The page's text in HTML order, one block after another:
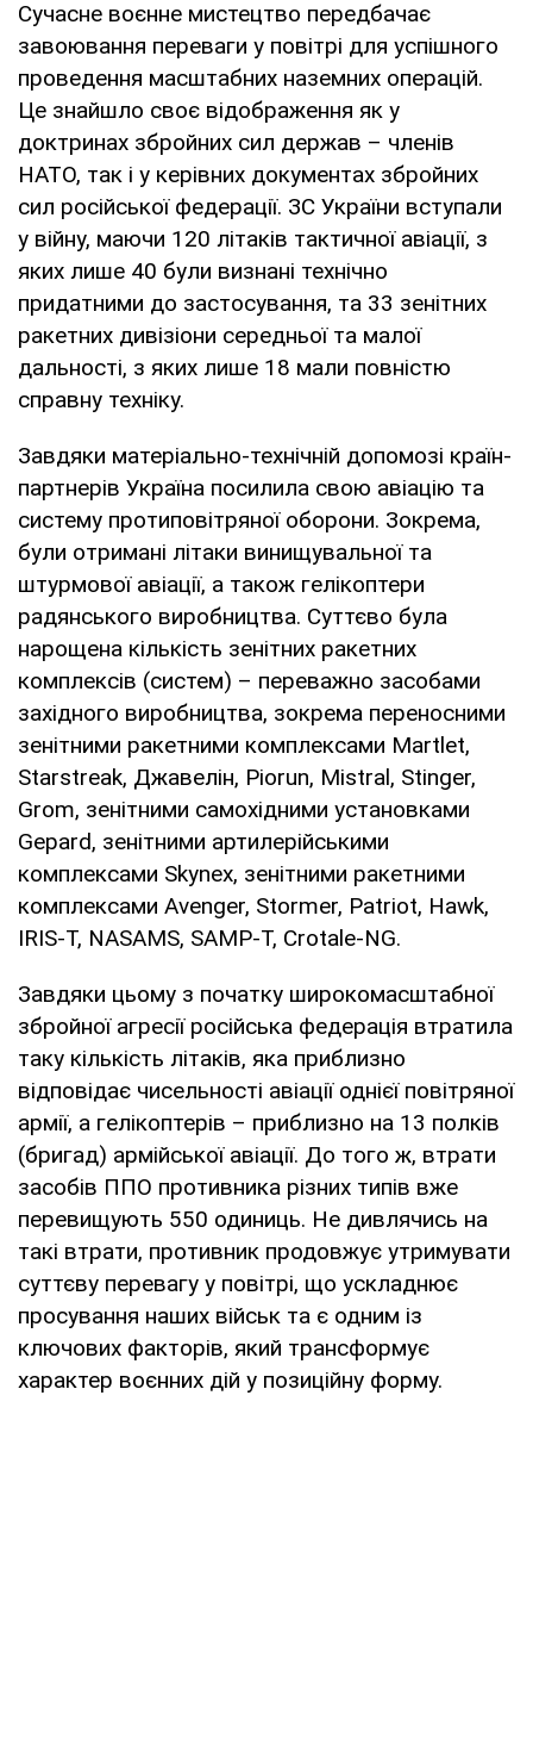
Сучасне воєнне мистецтво передбачає
завоювання переваги у повітрі для успішного
проведення масштабних наземних операцій.
Це знайшло своє відображення як у
доктринах збройних сил держав – членів
НАТО, так і у керівних документах збройних
сил російської федерації. ЗС України вступали
у війну, маючи 120 літаків тактичної авіації, з
яких лише 40 були визнані технічно
придатними до застосування, та 33 зенітних
ракетних дивізіони середньої та малої
дальності, з яких лише 18 мали повністю
справну техніку.
Завдяки матеріально-технічній допомозі країн-
партнерів Україна посилила свою авіацію та
систему протиповітряної оборони. Зокрема,
були отримані літаки винищувальної та
штурмової авіації, а також гелікоптери
радянського виробництва. Суттєво була
нарощена кількість зенітних ракетних
комплексів (систем) – переважно засобами
західного виробництва, зокрема переносними
зенітними ракетними комплексами Martlet,
Starstreak, Джавелін, Piorun, Mistral, Stinger,
Grom, зенітними самохідними установками
Gepard, зенітними артилерійськими
комплексами Skyneх, зенітними ракетними
комплексами Avenger, Stormer, Patriot, Hawk,
IRIS-T, NASAMS, SAMP-T, Crotale-NG.
Завдяки цьому з початку широкомасштабної
збройної агресії російська федерація втратила
таку кількість літаків, яка приблизно
відповідає чисельності авіації однієї повітряної
армії, а гелікоптерів – приблизно на 13 полків
(бригад) армійської авіації. До того ж, втрати
засобів ППО противника різних типів вже
перевищують 550 одиниць. Не дивлячись на
такі втрати, противник продовжує утримувати
суттєву перевагу у повітрі, що ускладнює
просування наших військ та є одним із
ключових факторів, який трансформує
характер воєнних дій у позиційну форму.